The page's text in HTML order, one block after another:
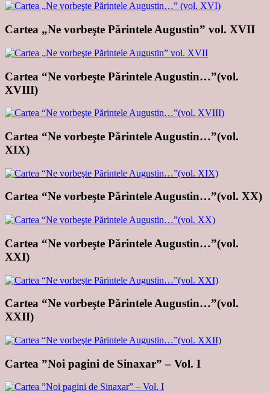
Cartea „Ne vorbeşte Părintele Augustin” vol. XVII
Cartea “Ne vorbeşte Părintele Augustin…”(vol.
XVIII)
Cartea “Ne vorbeşte Părintele Augustin…”(vol.
XIX)
Cartea “Ne vorbeşte Părintele Augustin…”(vol. XX)
Cartea “Ne vorbeşte Părintele Augustin…”(vol.
XXI)
Cartea “Ne vorbeşte Părintele Augustin…”(vol.
XXII)
Cartea ”Noi pagini de Sinaxar” – Vol. I